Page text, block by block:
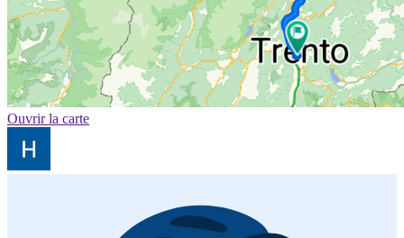
Ouvrir la carte